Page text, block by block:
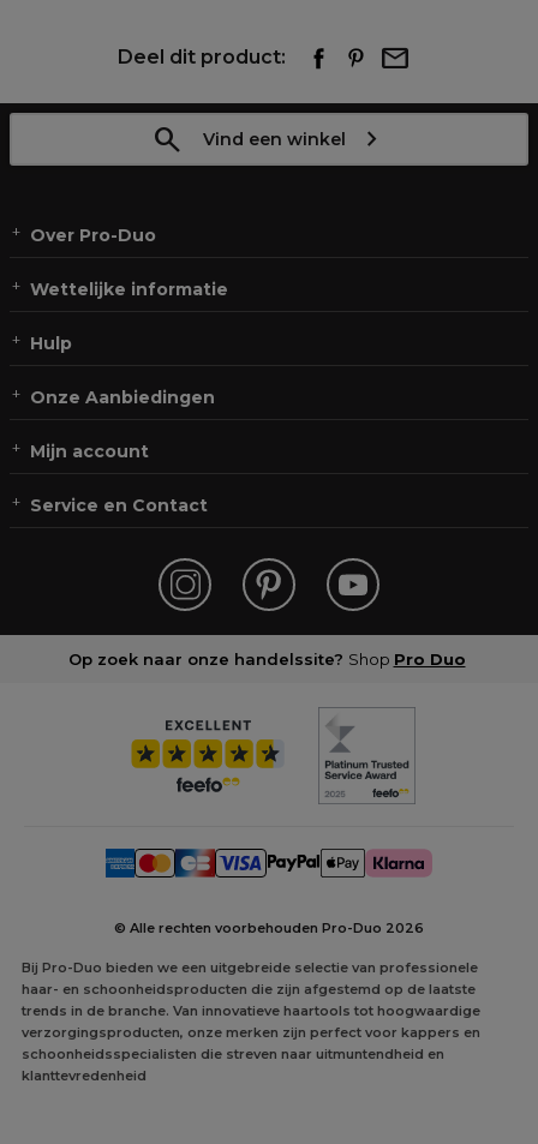
Deel dit product:
Vind een winkel
Over Pro-Duo
Wettelijke informatie
Hulp
Onze Aanbiedingen
Mijn account
Service en Contact
Op zoek naar onze handelssite? Shop Pro Duo
© Alle rechten voorbehouden Pro-Duo 2026
Bij Pro-Duo bieden we een uitgebreide selectie van professionele
haar- en schoonheidsproducten die zijn afgestemd op de laatste
trends in de branche. Van innovatieve haartools tot hoogwaardige
verzorgingsproducten, onze merken zijn perfect voor kappers en
schoonheidsspecialisten die streven naar uitmuntendheid en
klanttevredenheid